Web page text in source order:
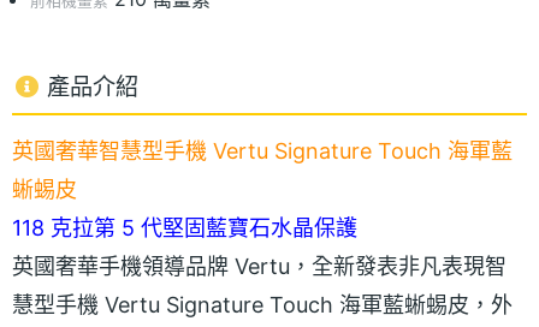
產品介紹
英國奢華智慧型手機 Vertu Signature Touch 海軍藍
蜥蜴皮
118 克拉第 5 代堅固藍寶石水晶保護
英國奢華手機領導品牌 Vertu，全新發表非凡表現智
慧型手機 Vertu Signature Touch 海軍藍蜥蜴皮，外